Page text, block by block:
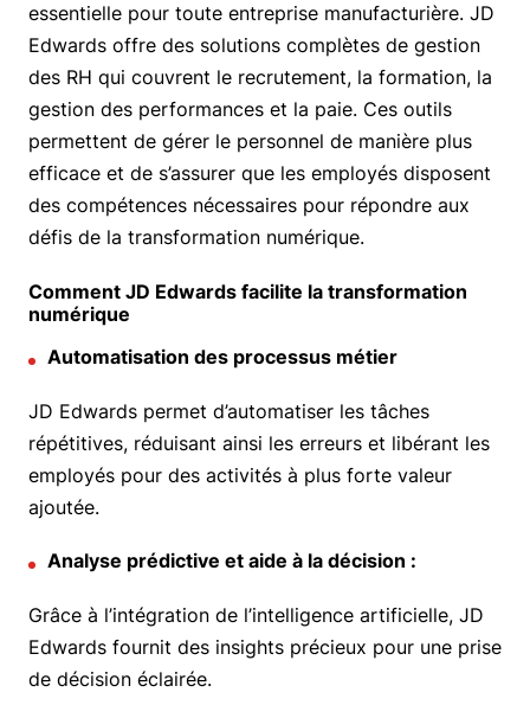
essentielle pour toute entreprise manufacturière. JD
Edwards offre des solutions complètes de gestion
des RH qui couvrent le recrutement, la formation, la
gestion des performances et la paie. Ces outils
permettent de gérer le personnel de manière plus
efficace et de s’assurer que les employés disposent
des compétences nécessaires pour répondre aux
défis de la transformation numérique.
Comment JD Edwards facilite la transformation
numérique
Automatisation des processus métier
JD Edwards permet d’automatiser les tâches
répétitives, réduisant ainsi les erreurs et libérant les
employés pour des activités à plus forte valeur
ajoutée.
Analyse prédictive et aide à la décision :
Grâce à l’intégration de l’intelligence artificielle, JD
Edwards fournit des insights précieux pour une prise
de décision éclairée.